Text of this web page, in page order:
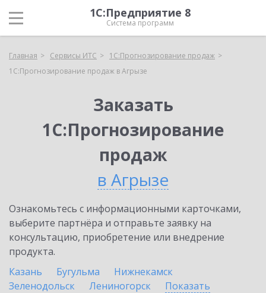
1С:Предприятие 8
Система программ
Главная Сервисы ИТС
1С:Прогнозирование продаж
1С:Прогнозирование продаж в Агрызе
Заказать
1С:Прогнозирование
продаж
в Агрызе
Ознакомьтесь с информационными карточками,
выберите партнёра и отправьте заявку на
консультацию, приобретение или внедрение
продукта.
Казань
Бугульма
Нижнекамск
Зеленодольск
Лениногорск
Показать